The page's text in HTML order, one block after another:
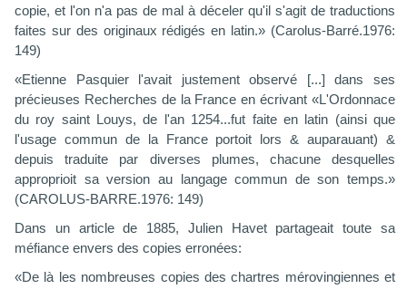
copie, et l'on n'a pas de mal à déceler qu'il s'agit de traductions
faites sur des originaux rédigés en latin.» (Carolus-Barré.1976:
149)
«Etienne Pasquier l'avait justement observé [...] dans ses
précieuses Recherches de la France en écrivant «L'Ordonnace
du roy saint Louys, de l'an 1254...fut faite en latin (ainsi que
l'usage commun de la France portoit lors & auparauant) &
depuis traduite par diverses plumes, chacune desquelles
approprioit sa version au langage commun de son temps.»
(CAROLUS-BARRE.1976: 149)
Dans un article de 1885, Julien Havet partageait toute sa
méfiance envers des copies erronées:
«De là les nombreuses copies des chartres mérovingiennes et